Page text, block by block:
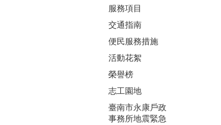
服務項目
交通指南
便民服務措施
活動花絮
榮譽榜
志工園地
臺南市永康戶政
事務所地震緊急